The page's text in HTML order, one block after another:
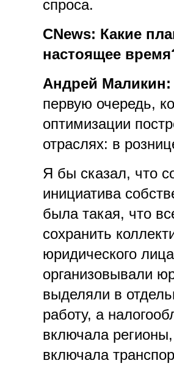
спроса.
CNews: Какие
настоящее
Андрей Маликин:
первую очередь,
оптимизации
отраслях: в
Я бы сказал, что
инициатива
была такая, что
сохранить
юридического
организовывали
выделяли в
работу, а
включала
включала